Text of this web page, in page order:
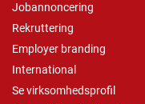
Jobannoncering
Rekruttering
Employer branding
International
Se virksomhedsprofil